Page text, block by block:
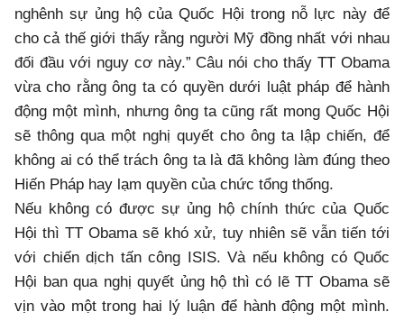
nghênh sự ủng hộ của Quốc Hội trong nỗ lực này để
cho cả thế giới thấy rằng người Mỹ đồng nhất với nhau
đối đầu với nguy cơ này.” Câu nói cho thấy TT Obama
vừa cho rằng ông ta có quyền dưới luật pháp để hành
động một mình, nhưng ông ta cũng rất mong Quốc Hội
sẽ thông qua một nghị quyết cho ông ta lập chiến, để
không ai có thể trách ông ta là đã không làm đúng theo
Hiến Pháp hay lạm quyền của chức tổng thống.
Nếu không có được sự ủng hộ chính thức của Quốc
Hội thì TT Obama sẽ khó xử, tuy nhiên sẽ vẫn tiến tới
với chiến dịch tấn công ISIS. Và nếu không có Quốc
Hội ban qua nghị quyết ủng hộ thì có lẽ TT Obama sẽ
vịn vào một trong hai lý luận để hành động một mình.